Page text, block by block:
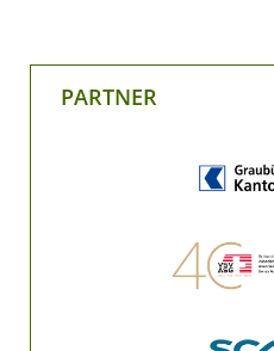
PARTNER